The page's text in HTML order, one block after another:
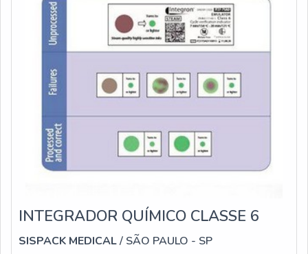
INTEGRADOR QUÍMICO CLASSE 6
SISPACK MEDICAL/ SÃO PAULO - SP